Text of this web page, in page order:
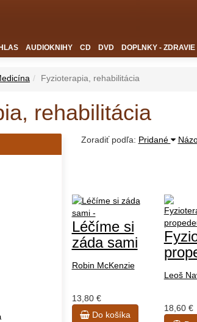
AUDIOKNIHY CD DVD DOPLNKY - ZDRAVIE
Fyzioterapia, rehabilitácia
rehabilitácia
Zoradiť podľa: Pridané
Léčíme si
záda sami
Robin McKenzie
13,80 €
Do košíka
Leoš
18,60 €